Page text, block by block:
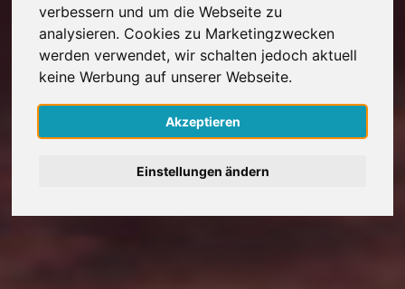
verbessern und um die Webseite zu
analysieren. Cookies zu Marketingzwecken
werden verwendet, wir schalten jedoch aktuell
keine Werbung auf unserer Webseite.
Akzeptieren
Einstellungen ändern
Anmelden
English
Nederlands